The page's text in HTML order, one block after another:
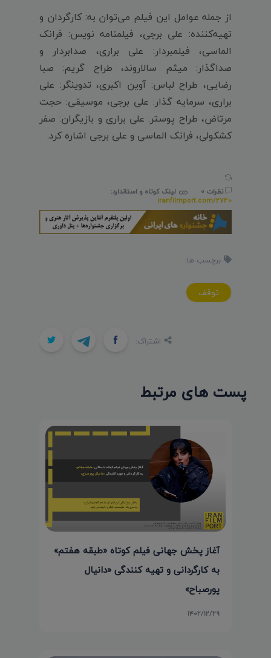
از جمله عوامل این فیلم می‌توان به: کارگردان و
تهیه‌کننده: علی برجی، فیلمنامه نویس: فرانک
الماسی، فیلمبردار: علی براری، صدابردار و
صداگذار: میثم سالاروند، طراح گریم: صبا
رضایی، طراح لباس: آوین اکبری، تدوینگر: علی
براری، سرمایه گذار: علی برجی، موسیقی: حجت
مرتاض، طراح پوستر: علی براری و بازیگران: صفر
کشکولی، فرانک الماسی و علی برجی اشاره کرد.
نظرات 0
لینک کوتاه و استاندارد:
iranfilmport.com/2740
برچسب ها:
توقف
اشتراک:
پست های مرتبط
آغاز پخش جهانی فیلم کوتاه «طبقه هفتم»
به کارگردانی و تهیه کنندگی «دانیال
پورصباح»
۱۴۰۲/۱۲/۲۹